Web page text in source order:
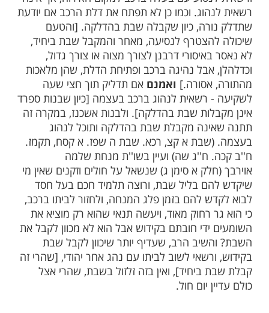
עוד תוכן חדש ומפתיע! התחברו לכל
שלנו בתהיליםבלחיצה כאן >>>​
ההדלקה
בלילשבתבמקום הרחוק מביתם,
לישון, תדליק האשה מזמן פלג המנחה,
עם בעלה ברכב למקום האירוח, אך אינה
וכמו כן לא תפתח את דלת הרכב אם יודעת
כיון שקבלה שבת בהדלקה. [והטעם
לנסיעה, מאחר והמקבל שבת ביחיד,
דרבנן לצורך מצוה או צורך גדול,
אבל נהיגה ברכב ופתיחת הדלת, שהן מלאכות
אסורה.]ואמנםאם תדליק תוך חצי שעה
לנהוג ברכב בעצמה [כיון שבנות ספרד
שבת בהדלקה]. ולבנות אשכנז, במקרה זה
מקבלת שבת בהדלקה ותוכל לנהוג